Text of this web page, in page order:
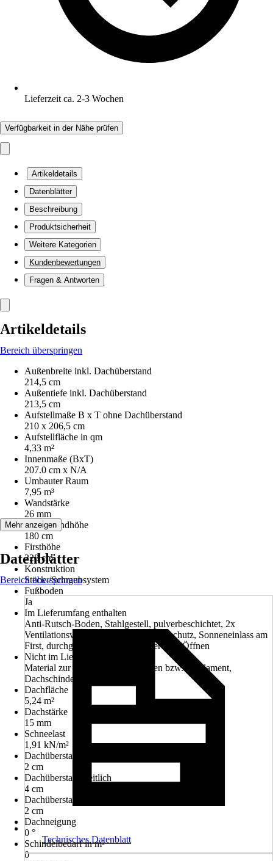
Lieferzeit ca. 2-3 Wochen
Verfügbarkeit in der Nähe prüfen
Artikeldetails
Datenblätter
Beschreibung
Produktsicherheit
Weitere Kategorien
Kundenbewertungen
Fragen & Antworten
Artikeldetails
Bereich überspringen
Außenbreite inkl. Dachüberstand
214,5 cm
Außentiefe inkl. Dachüberstand
213,5 cm
Aufstellmaße B x T ohne Dachüberstand
210 x 206,5 cm
Aufstellfläche in qm
4,33 m²
Innenmaße (BxT)
207.0 cm x N/A
Umbauter Raum
7,95 m³
Wandstärke
26 mm
Seitenwandhöhe
180 cm
Firsthöhe
228 cm
Konstruktion
Steck-/Schraubsystem
Fußboden
Ja
Im Lieferumfang enthalten
Anti-Rutsch-Boden, Stahlgestell, pulverbeschichtet, 2x
Ventilationsvorichtungen mit Insektenschutz, Sonneneinlass am
First, durchgängig, 1x Seitenfenster zum Öffnen
Nicht im Lieferumfang enthalten
Material zur Verankerung im Boden bzw. Fundament,
Dachschindeln
Dachfläche
5,24 m²
Dachstärke
15 mm
Schneelast
1,91 kN/m²
Dachüberstand vorn
2 cm
Dachüberstand seitlich
4 cm
Dachüberstand hinten
2 cm
Dachneigung
0 °
Schindelbedarf in m²
0
Mehr anzeigen
Datenblätter
Bereich überspringen
Technisches Datenblatt